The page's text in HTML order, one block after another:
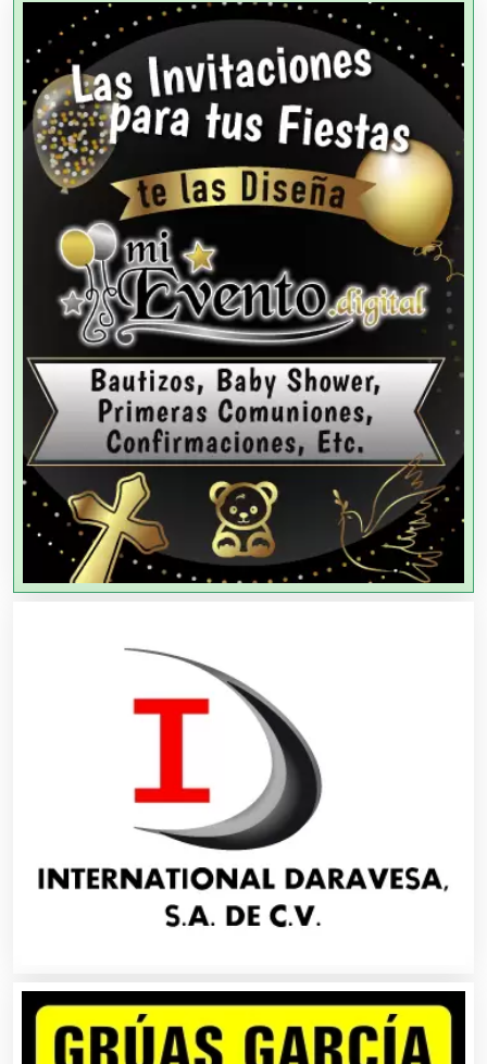
Agencias de Cobranza
Agencias de Colocación
Agencias de Modelos
Agencias de Publicidad
Agencias de Viajes
Agricultores
Agricultura y Ganadería
Agua Purificada
Aire Acondicionado
Alarmas
Alimentos
Almacenaje
Alquiler de Equipos para Fiestas